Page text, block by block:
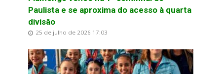
Paulista e se aproxima do acesso à quarta
divisão
25 de julho de 2026 17:03